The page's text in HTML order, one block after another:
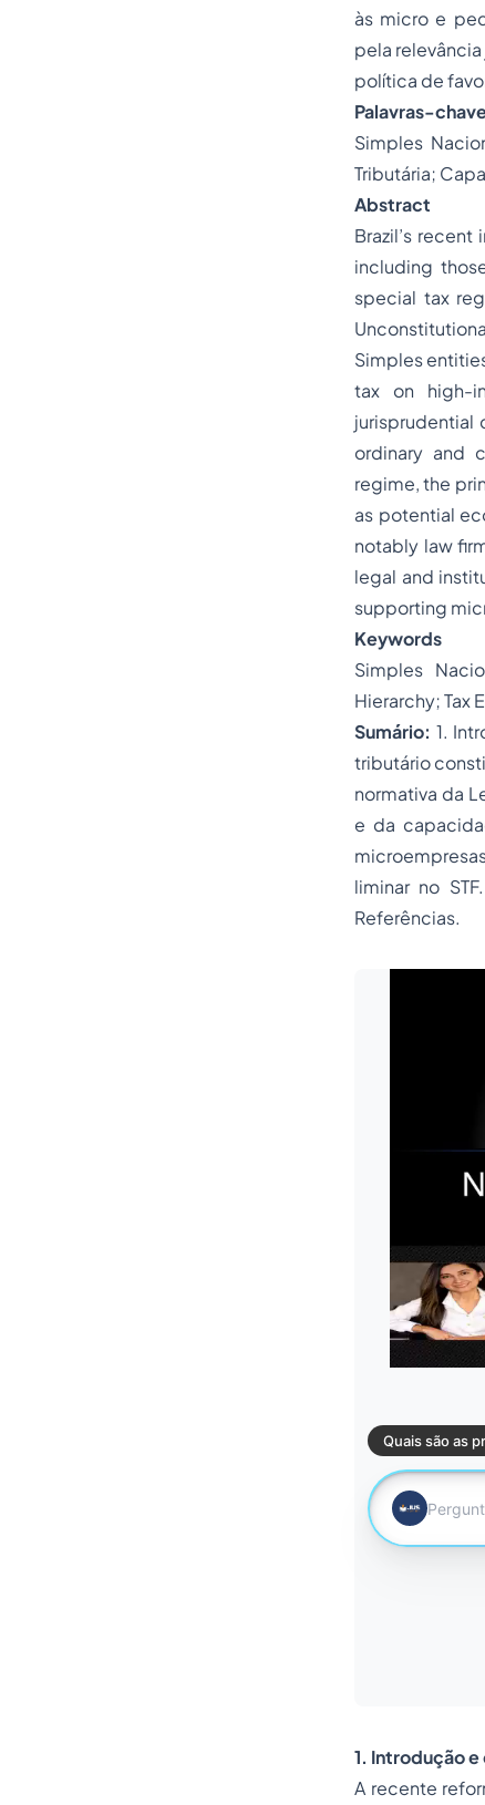
às micro e
pela
política de
Palavras-
Simples
Tributária;
Abstract
Brazil’s
including
special tax
Simples
tax on high-
jurisprudential
ordinary and
regime, the
as potential
notably law
legal and
supporting
Keywords
Simples
Hierarchy; Tax
Sumário: 1.
tributário
normativa da
e da
liminar no
Referências.
1. Introdução
A recente